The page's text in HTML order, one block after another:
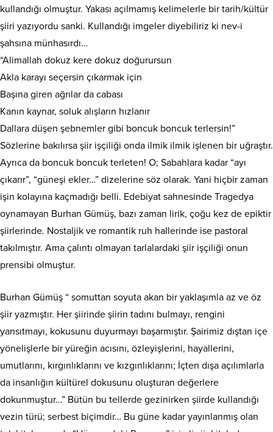
kullandığı olmuştur. Yakası açılmamış kelimelerle bir tarih/kültür
şiiri yazıyordu sanki. Kullandığı imgeler diyebiliriz ki nev-i
şahsına münhasırdı…
“Alimallah dokuz kere dokuz doğurursun
Akla karayı seçersin çıkarmak için
Başına giren ağrılar da cabası
Kanın kaynar, soluk alışların hızlanır
Dallara düşen şebnemler gibi boncuk boncuk terlersin!”
Sözlerine bakılırsa şiir işçiliği onda ilmik ilmik işlenen bir uğraştır.
Ayrıca da boncuk boncuk terleten! O; Sabahlara kadar “ayı
çıkarır”, “güneşi ekler…” dizelerine söz olarak. Yani hiçbir zaman
işin kolayına kaçmadığı belli. Edebiyat sahnesinde Tragedya
oynamayan Burhan Gümüş, bazı zaman lirik, çoğu kez de epiktir
şiirlerinde. Nostaljik ve romantik ruh hallerinde ise pastoral
takılmıştır. Ama çalıntı olmayan tarlalardaki şiir işçiliği onun
prensibi olmuştur.
Burhan Gümüş “ somuttan soyuta akan bir yaklaşımla az ve öz
şiir yazmıştır. Her şiirinde şiirin tadını bulmayı, rengini
yansıtmayı, kokusunu duyurmayı başarmıştır. Şairimiz dıştan içe
yönelişlerle bir yüreğin acısını, özleyişlerini, hayallerini,
umutlarını, kırgınlıklarını ve kızgınlıklarını; İçten dışa açılımlarla
da insanlığın kültürel dokusunu oluşturan değerlere
dokunmuştur…” Bütün bu tellerde gezinirken şiirde kullandığı
vezin türü; serbest biçimdir… Bu güne kadar yayınlanmış olan